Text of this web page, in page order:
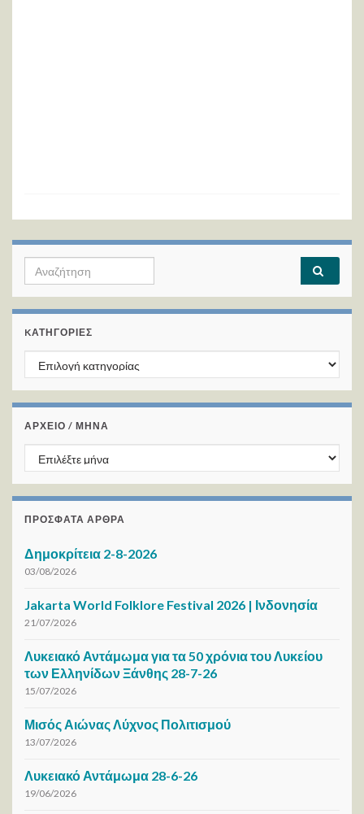
Search for:
KΑΤΗΓΟΡΊΕΣ
Kατηγορίες
ΑΡΧΕΙΟ / ΜΗΝΑ
ΑΡΧΕΙΟ / ΜΗΝΑ
ΠΡΌΣΦΑΤΑ ΆΡΘΡΑ
Δημοκρίτεια 2-8-2026
03/08/2026
Jakarta World Folklore Festival 2026 | Ινδονησία
21/07/2026
Λυκειακό Αντάμωμα για τα 50 χρόνια του Λυκείου
των Ελληνίδων Ξάνθης 28-7-26
15/07/2026
Μισός Αιώνας Λύχνος Πολιτισμού
13/07/2026
Λυκειακό Αντάμωμα 28-6-26
19/06/2026